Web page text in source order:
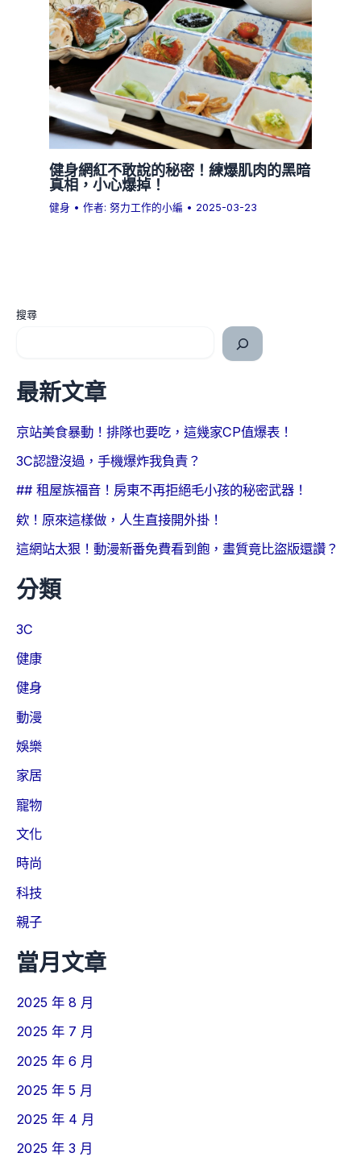
健身網紅不敢說的秘密！練爆肌肉的黑暗
真相，小心爆掉！
健身 • 作者:努力工作的小編 • 2025-03-23
搜尋
最新文章
京站美食暴動！排隊也要吃，這幾家CP值爆表！
3C認證沒過，手機爆炸我負責？
## 租屋族福音！房東不再拒絕毛小孩的秘密武器！
欸！原來這樣做，人生直接開外掛！
這網站太狠！動漫新番免費看到飽，畫質竟比盜版還讚？
分類
3C
健康
健身
動漫
娛樂
家居
寵物
文化
時尚
科技
親子
當月文章
2025 年 8 月
2025 年 7 月
2025 年 6 月
2025 年 5 月
2025 年 4 月
2025 年 3 月